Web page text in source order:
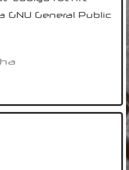
GNU General Public